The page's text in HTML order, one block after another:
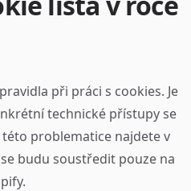
při práci s cookies. Je
technické přístupy se
problematice najdete v
se budu soustředit pouze na